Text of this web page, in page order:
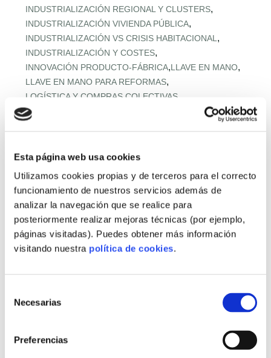
Esta página web usa cookies
Utilizamos cookies propias y de terceros para el correcto
funcionamiento de nuestros servicios además de
analizar la navegación que se realice para
posteriormente realizar mejoras técnicas (por ejemplo,
páginas visitadas). Puedes obtener más información
visitando nuestra política de cookies.
Necesarias
Preferencias
INDUSTRIALIZACIÓN REGIONAL Y CLUSTERS,
INDUSTRIALIZACIÓN VIVIENDA PÚBLICA,
INDUSTRIALIZACIÓN VS CRISIS HABITACIONAL ,
INDUSTRIALIZACIÓN Y COSTES,
INNOVACIÓN PRODUCTO-FÁBRICA,LLAVE EN MANO,
LLAVE EN MANO PARA REFORMAS,
LOGÍSTICA Y COMPRAS COLECTIVAS
LOGÍSTICA Y MONTAJE URBANO
MADERA ESTRUCTURAL PREFABRICADA
MADERA Y HORMIGÓN BAJO CARBONO
MATERIALES CIRCULARES EN OBRA,
MATERIALES DE PROXIMIDAD
MATERIALES DESCARBONIZACIÓN
MATERIALES INDUSTRIALIZADOS
MEDICIÓN HUELLA PARA PROVEEDORES
MERCADO Y FERIAS INMOBILIARIAS